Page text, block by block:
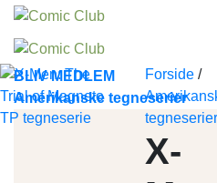
Skip
content
BLIV MEDLEM
Amerikanske tegneserier
Forside /
tegneserier
X-